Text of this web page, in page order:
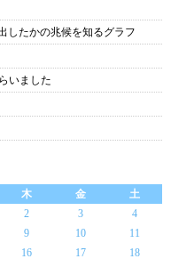
したかの兆候を知るグラフ
いました
木 金
土
2 3
4
9 10
11
16 17
18